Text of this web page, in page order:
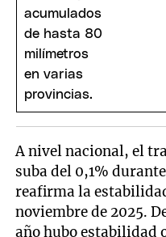
A nivel nacional, el
suba del 0,1%
reafirma la
noviembre de 2025.
año hubo estabilidad